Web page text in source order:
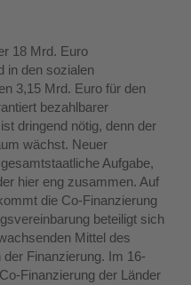
18 Mrd. Euro
in den sozialen
3,15 Mrd. Euro für den
bezahlbarer
dringend nötig, denn der
wächst. Neuer
Aufgabe,
hier eng zusammen. Auf
die Co-Finanzierung
beteiligt sich
Mittel des
Finanzierung. Im 16-
Finanzierung der Länder